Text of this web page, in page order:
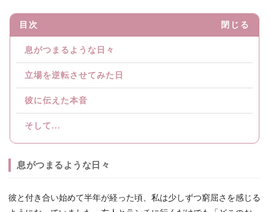
目次 閉じる
息がつまるような日々
立場を逆転させてみた日
彼に伝えた本音
そして...
息がつまるような日々
彼と付き合い始めて半年が経った頃、私は少しずつ窮屈さを感じる